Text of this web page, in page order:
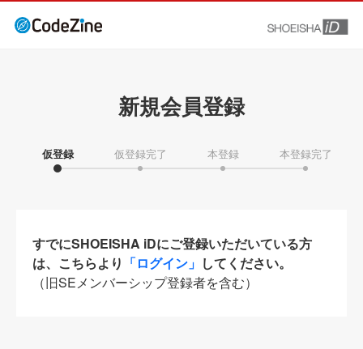
新規会員登録
仮登録 仮登録完了 本登録 本登録完了
すでにSHOEISHA iDにご登録いただいている方
は、こちらより 「ログイン」 してください。
（旧SEメンバーシップ登録者を含む）